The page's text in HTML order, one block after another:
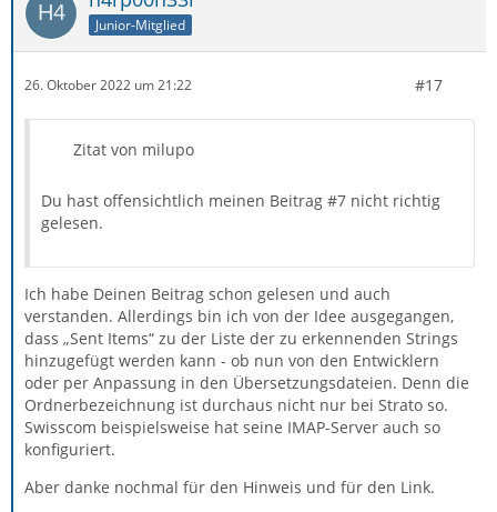
Junior-Mitglied
26. Oktober 2022 um 21:22 #17
Zitat von milupo
Du hast offensichtlich meinen Beitrag #7 nicht richtig
gelesen.
Ich habe Deinen Beitrag schon gelesen und auch
verstanden. Allerdings bin ich von der Idee ausgegangen,
dass „Sent Items“ zu der Liste der zu erkennenden Strings
hinzugefügt werden kann - ob nun von den Entwicklern
oder per Anpassung in den Übersetzungsdateien. Denn die
Ordnerbezeichnung ist durchaus nicht nur bei Strato so.
Swisscom beispielsweise hat seine IMAP-Server auch so
konfiguriert.
Aber danke nochmal für den Hinweis und für den Link.